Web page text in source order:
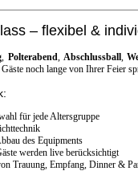
– flexibel &
Polterabend Abschlussball,
noch lange von Ihrer Feier
für jede Altersgruppe
des Equipments
werden live berücksichtigt
Trauung, Empfang, Dinner &